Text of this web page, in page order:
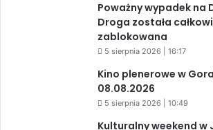
Poważny wypadek na
Droga została
zablokowana
5 sierpnia 2026 | 16:17
Kino plenerowe w
08.08.2026
5 sierpnia 2026 | 10:49
Kulturalny weekend w